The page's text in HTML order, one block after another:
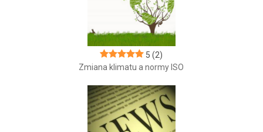
5 (2)
Zmiana klimatu a normy ISO